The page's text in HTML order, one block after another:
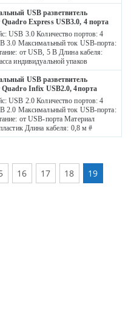
USB разветвитель
Quadro Express USB3.0, 4 порта
USB 3.0 Количество портов: 4
3.0 Максимальный ток USB-порта:
от USB, 5 В Длина кабеля:
индивидуальной упаков
USB разветвитель
Quadro Infix USB2.0, 4порта
USB 2.0 Количество портов: 4
2.0 Максимальный ток USB-порта:
от USB-порта Материал
Длина кабеля: 0,8 м #
16 17 18 19